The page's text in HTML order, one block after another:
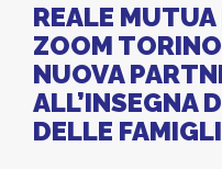
REALE
ZOOM
NUOVA
ALL’INSEGNA
DELLE